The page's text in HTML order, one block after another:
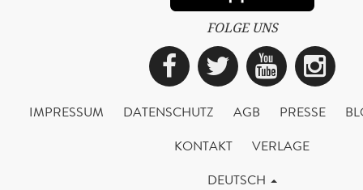
FOLGE UNS
Facebook
Twitter
IMPRESSUM DATENSCHUTZ AGB PRESSE
KONTAKT
VERLAGE
DEUTSCH